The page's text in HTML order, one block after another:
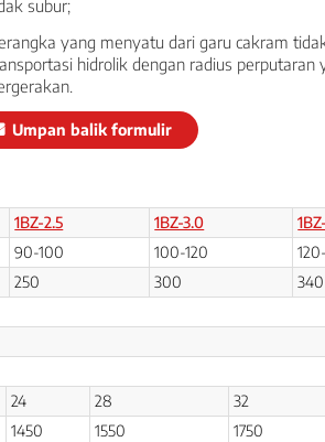
subur;
yang menyatu dari garu cakram
hidrolik dengan radius perputaran
Umpan balik formulir
1BZ-2.5 1BZ-3.0
90-100 100-120
250 300 340
24 28 32
1450 1550 1750